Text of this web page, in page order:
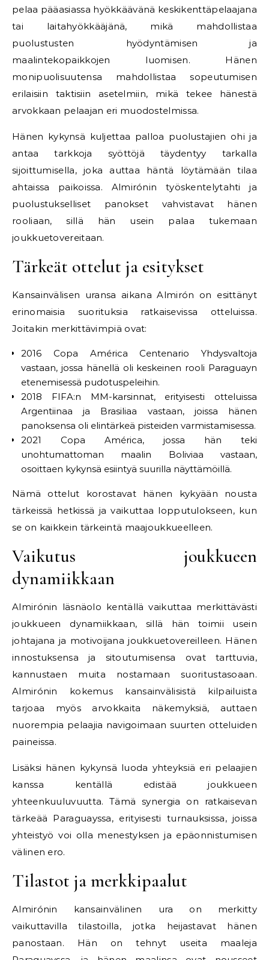
pelaa pääasiassa hyökkäävänä keskikenttäpelaajana
tai laitahyökkääjänä, mikä mahdollistaa
puolustusten hyödyntämisen ja
maalintekopaikkojen luomisen. Hänen
monipuolisuutensa mahdollistaa sopeutumisen
erilaisiin taktisiin asetelmiin, mikä tekee hänestä
arvokkaan pelaajan eri muodostelmissa.
Hänen kykynsä kuljettaa palloa puolustajien ohi ja
antaa tarkkoja syöttöjä täydentyy tarkalla
sijoittumisella, joka auttaa häntä löytämään tilaa
ahtaissa paikoissa. Almirónin työskentelytahti ja
puolustukselliset panokset vahvistavat hänen
rooliaan, sillä hän usein palaa tukemaan
joukkuetovereitaan.
Tärkeät ottelut ja esitykset
Kansainvälisen uransa aikana Almirón on esittänyt
erinomaisia suorituksia ratkaisevissa otteluissa.
Joitakin merkittävimpiä ovat:
2016 Copa América Centenario Yhdysvaltoja
vastaan, jossa hänellä oli keskeinen rooli Paraguayn
etenemisessä pudotuspeleihin.
2018 FIFA:n MM-karsinnat, erityisesti otteluissa
Argentiinaa ja Brasiliaa vastaan, joissa hänen
panoksensa oli elintärkeä pisteiden varmistamisessa.
2021 Copa América, jossa hän teki
unohtumattoman maalin Boliviaa vastaan,
osoittaen kykynsä esiintyä suurilla näyttämöillä.
Nämä ottelut korostavat hänen kykyään nousta
tärkeissä hetkissä ja vaikuttaa lopputulokseen, kun
se on kaikkein tärkeintä maajoukkueelleen.
Vaikutus joukkueen
dynamiikkaan
Almirónin läsnäolo kentällä vaikuttaa merkittävästi
joukkueen dynamiikkaan, sillä hän toimii usein
johtajana ja motivoijana joukkuetovereilleen. Hänen
innostuksensa ja sitoutumisensa ovat tarttuvia,
kannustaen muita nostamaan suoritustasoaan.
Almirónin kokemus kansainvälisistä kilpailuista
tarjoaa myös arvokkaita näkemyksiä, auttaen
nuorempia pelaajia navigoimaan suurten otteluiden
paineissa.
Lisäksi hänen kykynsä luoda yhteyksiä eri pelaajien
kanssa kentällä edistää joukkueen
yhteenkuuluvuutta. Tämä synergia on ratkaisevan
tärkeää Paraguayssa, erityisesti turnauksissa, joissa
yhteistyö voi olla menestyksen ja epäonnistumisen
välinen ero.
Tilastot ja merkkipaalut
Almirónin kansainvälinen ura on merkitty
vaikuttavilla tilastoilla, jotka heijastavat hänen
panostaan. Hän on tehnyt useita maaleja